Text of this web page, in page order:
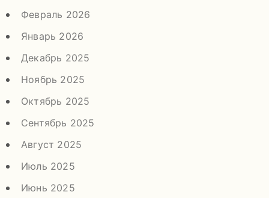
Февраль 2026
Январь 2026
Декабрь 2025
Ноябрь 2025
Октябрь 2025
Сентябрь 2025
Август 2025
Июль 2025
Июнь 2025